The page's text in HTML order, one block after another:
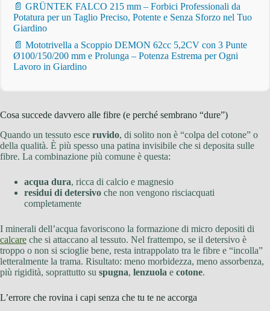
📄 GRÜNTEK FALCO 215 mm – Forbici Professionali da
Potatura per un Taglio Preciso, Potente e Senza Sforzo nel Tuo
Giardino
📄 Mototrivella a Scoppio DEMON 62cc 5,2CV con 3 Punte
Ø100/150/200 mm e Prolunga – Potenza Estrema per Ogni
Lavoro in Giardino
Cosa succede davvero alle fibre (e perché sembrano “dure”)
Quando un tessuto esce ruvido, di solito non è “colpa del cotone” o
della qualità. È più spesso una patina invisibile che si deposita sulle
fibre. La combinazione più comune è questa:
acqua dura, ricca di calcio e magnesio
residui di detersivo che non vengono risciacquati
completamente
I minerali dell’acqua favoriscono la formazione di micro depositi di
calcare che si attaccano al tessuto. Nel frattempo, se il detersivo è
troppo o non si scioglie bene, resta intrappolato tra le fibre e “incolla”
letteralmente la trama. Risultato: meno morbidezza, meno assorbenza,
più rigidità, soprattutto su spugna, lenzuola e cotone.
L’errore che rovina i capi senza che tu te ne accorga